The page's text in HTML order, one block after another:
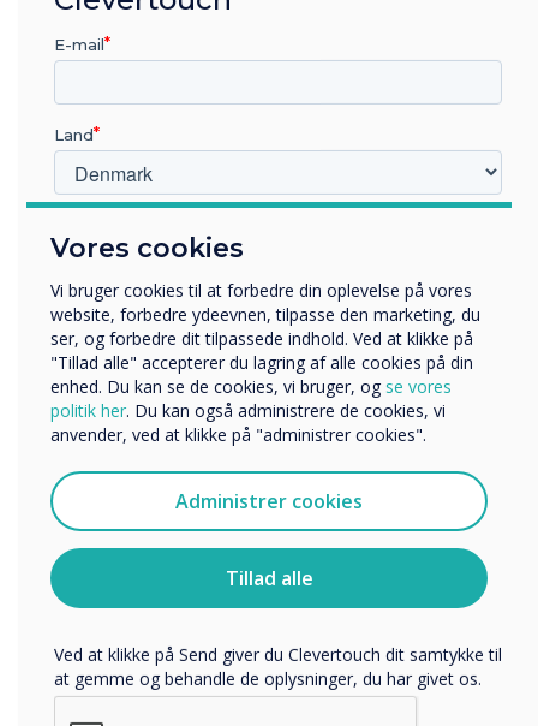
ticket
The quickest and
easiest way to
support team is by
opening a support
ticket.
Open a support
ticket
Contact Us
Our team are
available Monday
through Friday from
9:00 to 5:00 GMT
Vores cookies
Vi bruger cookies til at forbedre din oplevelse på vores
website, forbedre ydeevnen, tilpasse den marketing, du
ser, og forbedre dit tilpassede indhold. Ved at klikke på
"Tillad alle" accepterer du lagring af alle cookies på din
enhed. Du kan se de cookies, vi bruger, og se vores
politik her. Du kan også administrere de cookies, vi
anvender, ved at klikke på "administrer cookies".
Administrer cookies
Tillad alle
E-mail
Land
Uddannelse
Virksomhed
Andre
Organisationens navn
Vi vil gerne kontakte dig om vores produkter og tjenester
Jeg accepterer at modtage kommunikation fra
Clevertouch.
Du kan finde oplysninger om, hvordan vi indsamler og
bruger dine personlige oplysninger, i vores
privatlivspolitik.
Ved at klikke på Send giver du Clevertouch dit samtykke til
at gemme og behandle de oplysninger, du har givet os.